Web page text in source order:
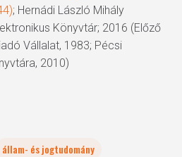
; Hernádi László Mihály
Könyvtár; 2016 (Előző
Vállalat, 1983; Pécsi
2010)
állam- és jogtudomány